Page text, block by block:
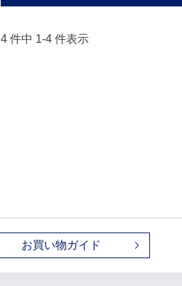
4 件中 1-4 件表示
お買い物ガイド